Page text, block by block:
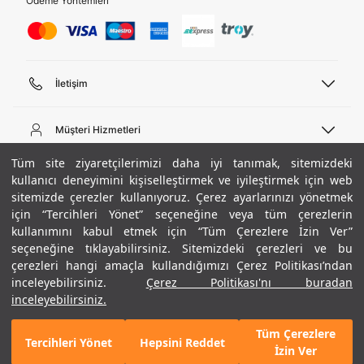
Tüm site ziyaretçilerimizi daha iyi tanımak, sitemizdeki
kullanıcı deneyimini kişiselleştirmek ve iyileştirmek için web
sitemizde çerezler kullanıyoruz. Çerez ayarlarınızı yönetmek
için “Tercihleri Yönet” seçeneğine veya tüm çerezlerin
kullanımını kabul etmek için “Tüm Çerezlere İzin Ver”
seçeneğine tıklayabilirsiniz. Sitemizdeki çerezleri ve bu
çerezleri hangi amaçla kullandığımızı Çerez Politikası’ndan
inceleyebilirsiniz.
Çerez Politikası'nı buradan
inceleyebilirsiniz.
Tercihleri Yönet Hepsini Reddet
Tüm Çerezlere
İzin Ver
+ 8 Renk
GELINCE HABER VER
İletişim
444 02 00
Pazartesi - Cuma 09:00 - 18:00
E-posta
bilgi@underarmour.com
Müşteri Hizmetleri
Sipariş Sorgulama
Bize Ulaşın
Teslimat Bilgileri
İşlem Rehberi
İade ve Değişimler
Sıkça Sorulan Sorular
Beden Rehberi
Site Haritası
Hakkımızda
Ticari Bilgiler
Hükümler ve Koşullar
Gizlilik Politikası
Çerez Politikası
Kariyer
ETBİS
UA Sosyal Medya
Instagram
Facebook
Twitter
Popüler Kategoriler
Erkek Basketbol Ayakkabısı
Çocuk Basketbol Ayakkabısı
Erkek Eşofman